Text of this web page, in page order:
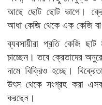
আছে ছোট ছোট ভাগে।
আধা কেজি থেকে এক কেজি বা
ব্যবসায়ীরা প্রতি কেজি
চাচ্ছেন। তবে ক্রেতাদের
দামে বিক্রিও হচ্ছে।
উৎস থেকে সংগ্রহ করা এসব
করছেন।